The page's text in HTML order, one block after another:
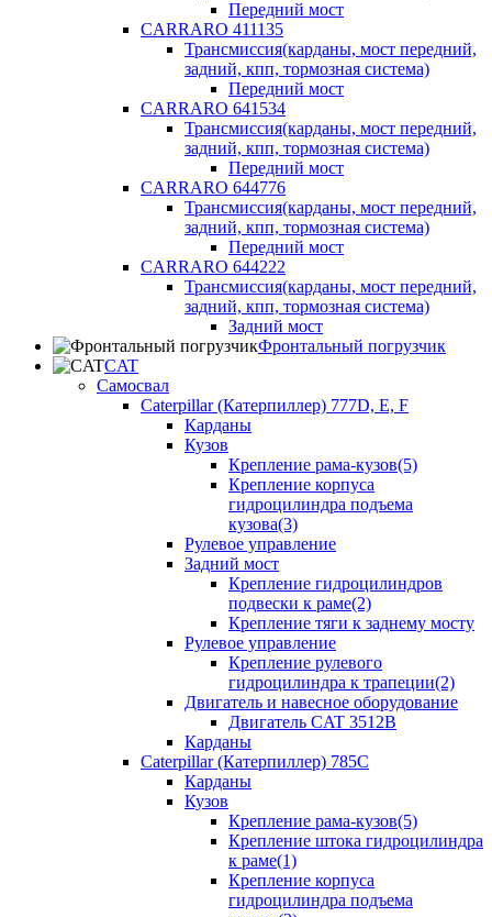
Передний мост
CARRARO 411135
Трансмиссия(карданы, мост передний,
задний, кпп, тормозная система)
Передний мост
CARRARO 641534
Трансмиссия(карданы, мост передний,
задний, кпп, тормозная система)
Передний мост
CARRARO 644776
Трансмиссия(карданы, мост передний,
задний, кпп, тормозная система)
Передний мост
CARRARO 644222
Трансмиссия(карданы, мост передний,
задний, кпп, тормозная система)
Задний мост
Фронтальный погрузчик
CAT
Самосвал
Caterpillar (Катерпиллер) 777D, E, F
Карданы
Кузов
Крепление рама-кузов(5)
Крепление корпуса
гидроцилиндра подъема
кузова(3)
Рулевое управление
Задний мост
Крепление гидроцилиндров
подвески к раме(2)
Крепление тяги к заднему мосту
Рулевое управление
Крепление рулевого
гидроцилиндра к трапеции(2)
Двигатель и навесное оборудование
Двигатель CAT 3512B
Карданы
Caterpillar (Катерпиллер) 785C
Карданы
Кузов
Крепление рама-кузов(5)
Крепление штока гидроцилиндра
к раме(1)
Крепление корпуса
гидроцилиндра подъема